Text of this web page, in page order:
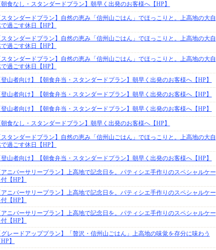
朝食なし・スタンダードプラン】朝早く出発のお客様へ【HP】
スタンダードプラン】自然の恵み「信州山ごはん」でほっこりと。上高地の大自
過ごす休日【HP】
スタンダードプラン】自然の恵み「信州山ごはん」でほっこりと。上高地の大自
過ごす休日【HP】
スタンダードプラン】自然の恵み「信州山ごはん」でほっこりと。上高地の大自
過ごす休日【HP】
登山者向け】【朝食弁当・スタンダードプラン】朝早く出発のお客様へ【HP】
登山者向け】【朝食弁当・スタンダードプラン】朝早く出発のお客様へ【HP】
登山者向け】【朝食弁当・スタンダードプラン】朝早く出発のお客様へ【HP】
朝食なし・スタンダードプラン】朝早く出発のお客様へ【HP】
スタンダードプラン】自然の恵み「信州山ごはん」でほっこりと。上高地の大自
過ごす休日【HP】
登山者向け】【朝食弁当・スタンダードプラン】朝早く出発のお客様へ【HP】
アニバーサリープラン】上高地で記念日を。パティシエ手作りのスペシャルケー
【HP】
アニバーサリープラン】上高地で記念日を。パティシエ手作りのスペシャルケー
【HP】
アニバーサリープラン】上高地で記念日を。パティシエ手作りのスペシャルケー
【HP】
グレードアッププラン】「贅沢・信州山ごはん」上高地の味覚を存分に味わう
HP】